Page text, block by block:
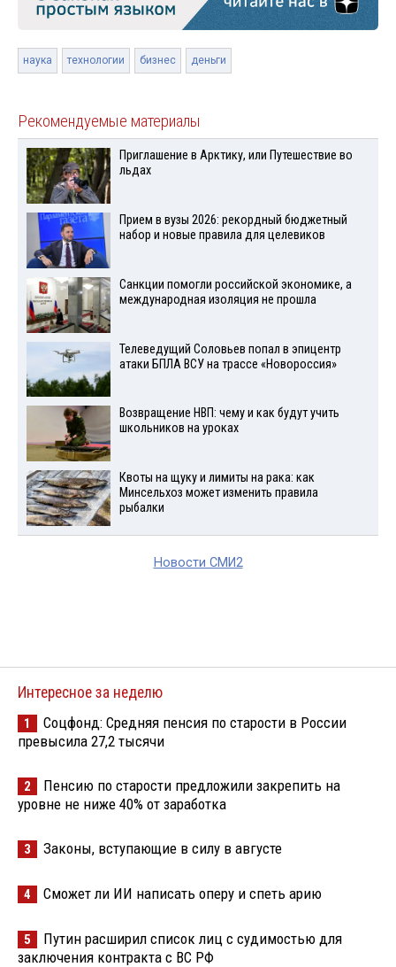
наука технологии бизнес деньги
Рекомендуемые материалы
Приглашение в Арктику, или Путешествие во
льдах
Прием в вузы 2026: рекордный бюджетный
набор и новые правила для целевиков
Санкции помогли российской экономике, а
международная изоляция не прошла
Телеведущий Соловьев попал в эпицентр
атаки БПЛА ВСУ на трассе «Новороссия»
Возвращение НВП: чему и как будут учить
школьников на уроках
Квоты на щуку и лимиты на рака: как
Минсельхоз может изменить правила
рыбалки
Новости СМИ2
Интересное за неделю
1
Соцфонд: Средняя пенсия по старости в России
превысила 27,2 тысячи
2
Пенсию по старости предложили закрепить на
уровне не ниже 40% от заработка
3 Законы, вступающие в силу в августе
4 Сможет ли ИИ написать оперу и спеть арию
5
Путин расширил список лиц с судимостью для
заключения контракта с ВС РФ